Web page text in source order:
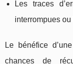
Les traces
interrompues
Le bénéfice
chances de